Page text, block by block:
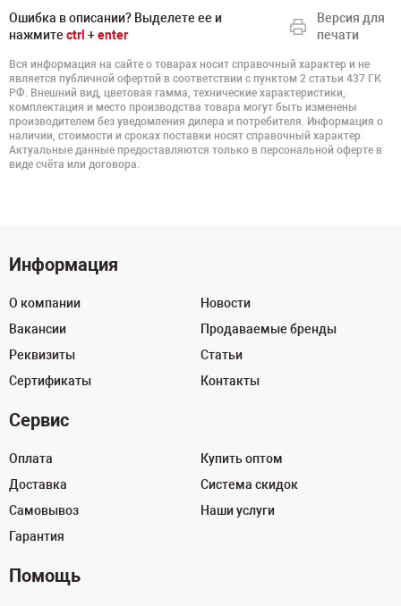
Ошибка в описании? Выделете ее и
нажмите ctrl +enter
Версия для
печати
Вся информация на сайте о товарах носит справочный характер и не
является публичной офертой в соответствии с пунктом 2 статьи 437 ГК
РФ. Внешний вид, цветовая гамма, технические характеристики,
комплектация и место производства товара могут быть изменены
производителем без уведомления дилера и потребителя. Информация о
наличии, стоимости и сроках поставки носят справочный характер.
Актуальные данные предоставляются только в персональной оферте в
виде счёта или договора.
Информация
О компании
Вакансии
Реквизиты
Сертификаты
Новости
Продаваемые бренды
Статьи
Контакты
Сервис
Оплата
Доставка
Самовывоз
Гарантия
Купить оптом
Система скидок
Наши услуги
Помощь